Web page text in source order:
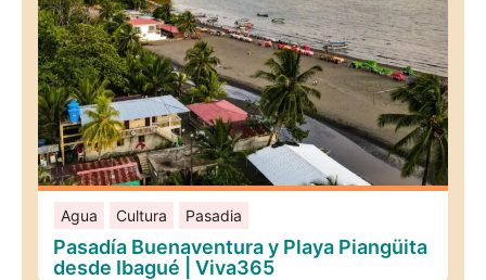
Agua Cultura Pasadia
Pasadía Buenaventura y Playa Piangüita
desde Ibagué | Viva365